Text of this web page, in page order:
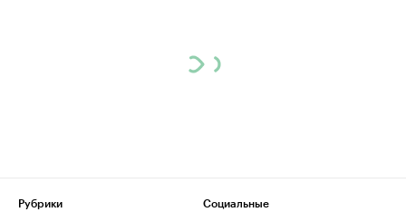
Рубрики
Социальные